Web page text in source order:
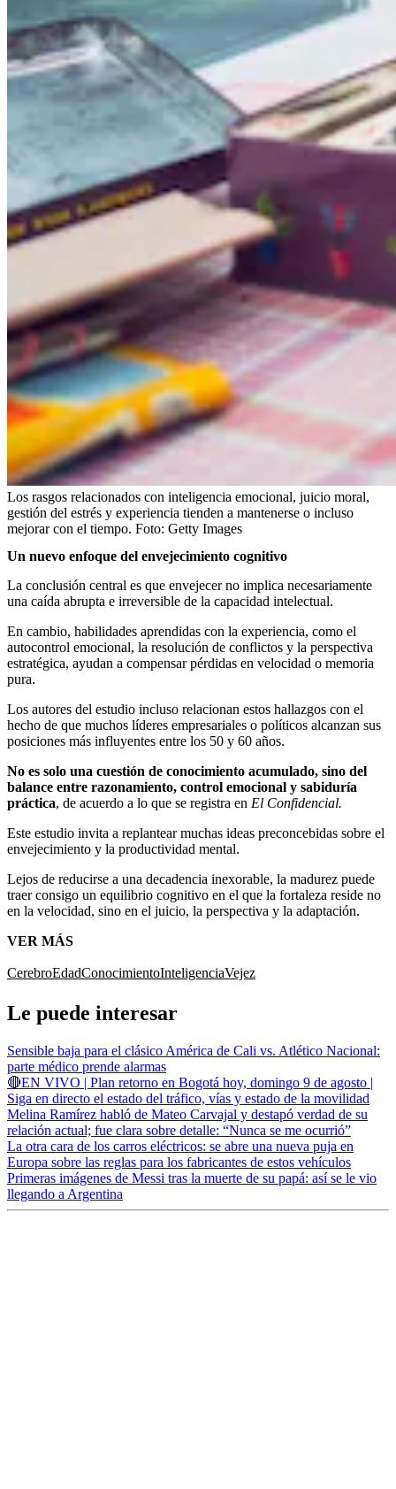
Los rasgos relacionados con inteligencia emocional, juicio moral,
gestión del estrés y experiencia tienden a mantenerse o incluso
mejorar con el tiempo. Foto: Getty Images
Un nuevo enfoque del envejecimiento cognitivo
La conclusión central es que envejecer no implica necesariamente
una caída abrupta e irreversible de la capacidad intelectual.
En cambio, habilidades aprendidas con la experiencia, como el
autocontrol emocional, la resolución de conflictos y la perspectiva
estratégica, ayudan a compensar pérdidas en velocidad o memoria
pura.
Los autores del estudio incluso relacionan estos hallazgos con el
hecho de que muchos líderes empresariales o políticos alcanzan sus
posiciones más influyentes entre los 50 y 60 años.
No es solo una cuestión de conocimiento acumulado, sino del
balance entre razonamiento, control emocional y sabiduría
práctica, de acuerdo a lo que se registra en El Confidencial.
Este estudio invita a replantear muchas ideas preconcebidas sobre el
envejecimiento y la productividad mental.
Lejos de reducirse a una decadencia inexorable, la madurez puede
traer consigo un equilibrio cognitivo en el que la fortaleza reside no
en la velocidad, sino en el juicio, la perspectiva y la adaptación.
VER MÁS
CerebroEdadConocimientoInteligenciaVejez
Le puede interesar
Sensible baja para el clásico América de Cali vs. Atlético Nacional:
parte médico prende alarmas
🔴EN VIVO | Plan retorno en Bogotá hoy, domingo 9 de agosto |
Siga en directo el estado del tráfico, vías y estado de la movilidad
Melina Ramírez habló de Mateo Carvajal y destapó verdad de su
relación actual; fue clara sobre detalle: “Nunca se me ocurrió”
La otra cara de los carros eléctricos: se abre una nueva puja en
Europa sobre las reglas para los fabricantes de estos vehículos
Primeras imágenes de Messi tras la muerte de su papá: así se le vio
llegando a Argentina